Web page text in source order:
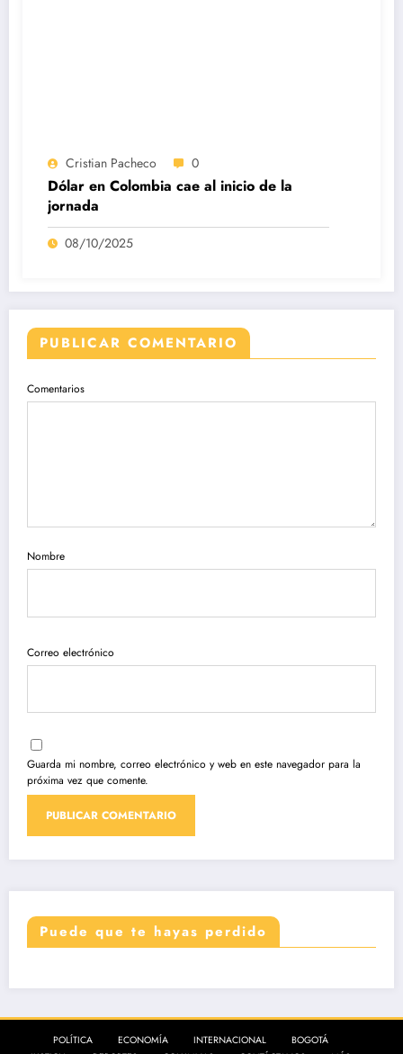
Cristian Pacheco 0
Dólar en Colombia cae al inicio de la
jornada
08/10/2025
PUBLICAR COMENTARIO
Comentarios
Nombre
Correo electrónico
Guarda mi nombre, correo electrónico y web en este navegador para la
próxima vez que comente.
Puede que te hayas perdido
POLÍTICA ECONOMÍA INTERNACIONAL
BOGOTÁ